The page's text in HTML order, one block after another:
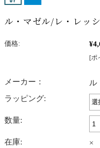
ル・マゼル/レ・レッ
価格:
[ポ
メーカー：
ル
ラッピング:
数量:
在庫: ×